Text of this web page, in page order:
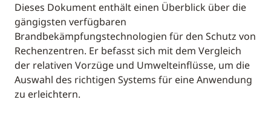
Dieses Dokument enthält einen Überblick über die
gängigsten verfügbaren
Brandbekämpfungstechnologien für den Schutz von
Rechenzentren. Er befasst sich mit dem Vergleich
der relativen Vorzüge und Umwelteinflüsse, um die
Auswahl des richtigen Systems für eine Anwendung
zu erleichtern.